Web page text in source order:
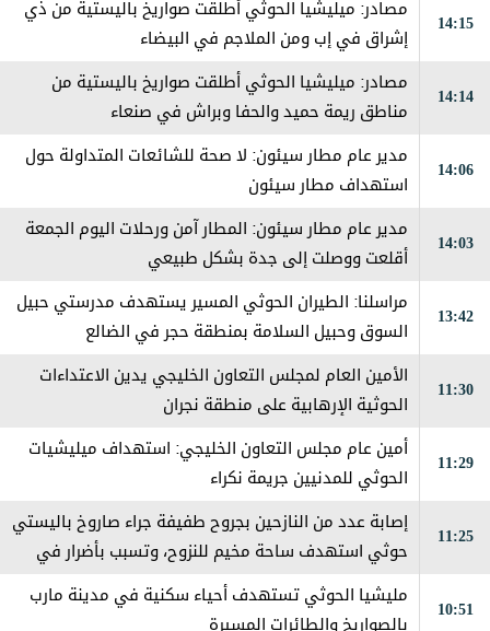
14:15
مصادر: ميليشيا الحوثي أطلقت صواريخ باليستية من ذي
إشراق في إب ومن الملاجم في البيضاء
14:14
مصادر: ميليشيا الحوثي أطلقت صواريخ باليستية من
مناطق ريمة حميد والحفا وبراش في صنعاء
14:06
مدير عام مطار سيئون: لا صحة للشائعات المتداولة حول
استهداف مطار سيئون
14:03
مدير عام مطار سيئون: المطار آمن ورحلات اليوم الجمعة
أقلعت ووصلت إلى جدة بشكل طبيعي
13:42
مراسلنا: الطيران الحوثي المسير يستهدف مدرستي حبيل
السوق وحبيل السلامة بمنطقة حجر في الضالع
11:30
الأمين العام لمجلس التعاون الخليجي يدين الاعتداءات
الحوثية الإرهابية على منطقة نجران
11:29
أمين عام مجلس التعاون الخليجي: استهداف ميليشيات
الحوثي للمدنيين جريمة نكراء
11:25
إصابة عدد من النازحين بجروح طفيفة جراء صاروخ باليستي
حوثي استهدف ساحة مخيم للنزوح، وتسبب بأضرار في
10:51
مليشيا الحوثي تستهدف أحياء سكنية في مدينة مارب
بالصواريخ والطائرات المسيرة